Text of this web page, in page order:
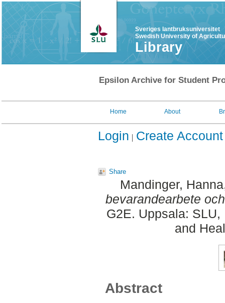
Sveriges lantbruksuniversitet
Swedish University of
Library
Epsilon Archive for Student
Home About
Login Create Account
Share
Mandinger, Hanna
bevarandearbete
G2E. Uppsala:
and
Abstract